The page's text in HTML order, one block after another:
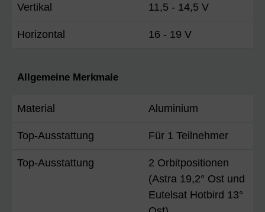
Vertikal 11,5 - 14,5 V
Horizontal 16 - 19 V
Allgemeine Merkmale
Material Aluminium
Top-Ausstattung Für 1 Teilnehmer
Top-Ausstattung
2 Orbitpositionen
(Astra 19,2° Ost und
Eutelsat Hotbird 13°